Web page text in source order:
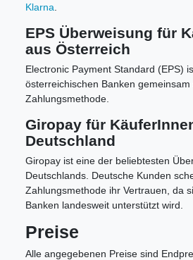
Klarna
EPS Überweisung für
aus Österreich
Electronic Payment Standard (EPS)
österreichischen Banken gemeinsam
Zahlungsmethode.
Giropay für
Deutschland
Giropay ist eine der beliebtesten
Deutschlands. Deutsche Kunden
Zahlungsmethode ihr Vertrauen, da
Banken landesweit unterstützt wird.
Preise
Alle angegebenen Preise sind